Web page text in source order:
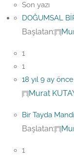
Son yazı
DOĞUMSAL
Başlatan:
1
1
18 yıl 9 ay önce
Murat
Bir Tayda
Başlatan:
1